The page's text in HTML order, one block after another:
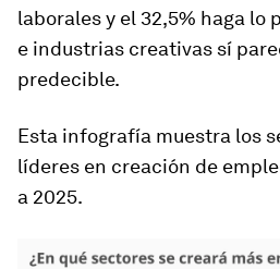
laborales y el 32,5% haga lo
e industrias creativas sí
predecible.
Esta infografía muestra los
líderes en creación de
a 2025.